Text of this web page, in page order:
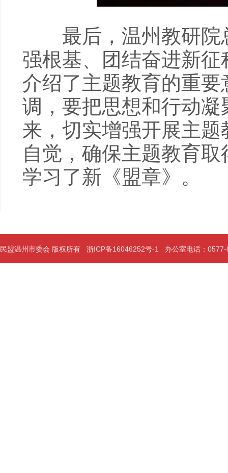
最后，温州教研院
强根基、团结奋进新
介绍了主题教育的重
调，要把思想和行动
来，切实增强开展主
自觉，确保主题教育
学习了新《盟章》。
民盟温州市委会 版权所有 浙ICP备16046252号-1 办公室电话：